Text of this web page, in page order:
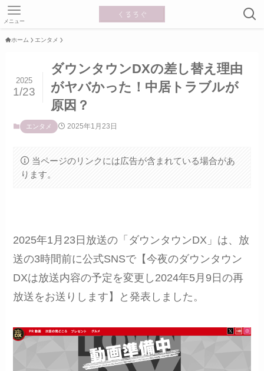
メニュー
ホーム エンタメ
ダウンタウンDXの差し替え理由
がヤバかった！中居トラブルが
原因？
2025
1/23
エンタメ 2025年1月23日
当ページのリンクには広告が含まれている場合があ
ります。
2025年1月23日放送の「ダウンタウンDX」は、放
送の3時間前に公式SNSで【今夜のダウンタウン
DXは放送内容の予定を変更し2024年5月9日の再
放送をお送りします】と発表しました。